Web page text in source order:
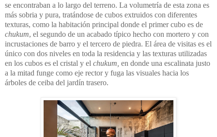
se encontraban a lo largo del terreno. La volumetría de esta zona es
más sobria y pura, tratándose de cubos extruidos con diferentes
texturas, como la habitación principal donde el primer cubo es de
chukum, el segundo de un acabado típico hecho con mortero y con
incrustaciones de barro y el tercero de piedra. El área de visitas es el
único con dos niveles en toda la residencia y las texturas utilizadas
en los cubos es el cristal y el chukum, en donde una escalinata justo
a la mitad funge como eje rector y fuga las visuales hacia los
árboles de ceiba del jardín trasero.